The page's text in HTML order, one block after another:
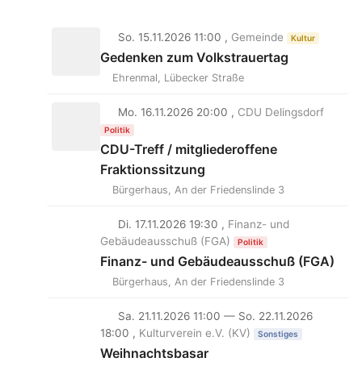
So. 15.11.2026 11:00 , Gemeinde Kultur
Gedenken zum Volkstrauertag
Ehrenmal, Lübecker Straße
Mo. 16.11.2026 20:00 , CDU Delingsdorf
Politik
CDU-Treff / mitgliederoffene
Fraktionssitzung
Bürgerhaus, An der Friedenslinde 3
Di. 17.11.2026 19:30 , Finanz- und
Gebäudeausschuß (FGA)
Politik
Finanz- und Gebäudeausschuß (FGA)
Bürgerhaus, An der Friedenslinde 3
Sa. 21.11.2026 11:00 — So. 22.11.2026
18:00 , Kulturverein e.V. (KV) Sonstiges
Weihnachtsbasar